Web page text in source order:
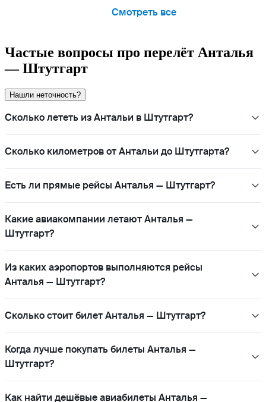
Смотреть все
Частые вопросы про перелёт Анталья
— Штутгарт
Нашли неточность?
Сколько лететь из Антальи в Штутгарт?
Сколько километров от Антальи до Штутгарта?
Есть ли прямые рейсы Анталья — Штутгарт?
Какие авиакомпании летают Анталья —
Штутгарт?
Из каких аэропортов выполняются рейсы
Анталья — Штутгарт?
Сколько стоит билет Анталья — Штутгарт?
Когда лучше покупать билеты Анталья —
Штутгарт?
Как найти дешёвые авиабилеты Анталья —